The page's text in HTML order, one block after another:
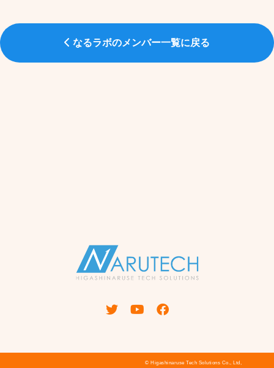
なるラボのメンバー一覧に戻る
© Higashinaruse Tech Solutions Co., Ltd,